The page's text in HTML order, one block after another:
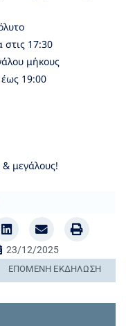
στις 17:30
μήκους
19:00
μεγάλους!
23/12/2025
ΕΠΌΜΕΝΗ ΕΚΔΉΛΩΣΗ